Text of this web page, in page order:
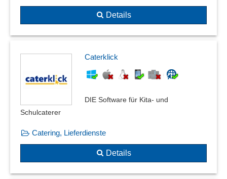
Details
Caterklick
DIE Software für Kita- und
Schulcaterer
Catering, Lieferdienste
Details